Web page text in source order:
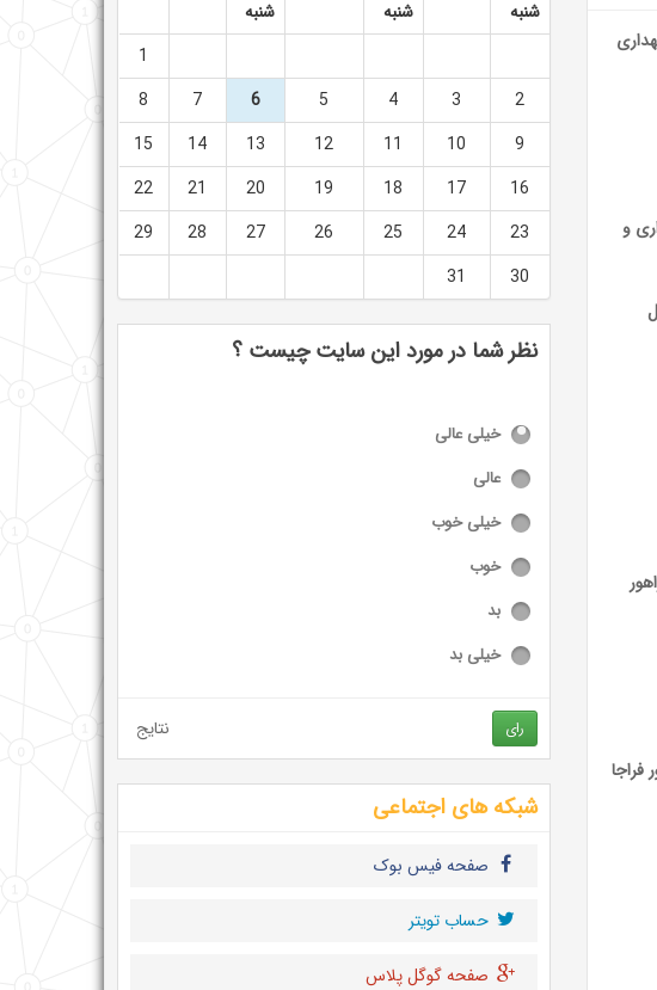
و
شنبه
شنبه
شنبه
1
2
3
4
5
6
7
8
9
10
11
12
13
14
15
16
17
18
19
20
21
22
23
24
25
26
27
28
29
30
31
نظر شما در مورد این سایت چیست ؟
خیلی عالی
عالی
خیلی خوب
خوب
بد
خیلی بد
رای نتایج
شبکه های اجتماعی
صفحه فیس بوک
حساب تويتر
صفحه گوگل پلاس